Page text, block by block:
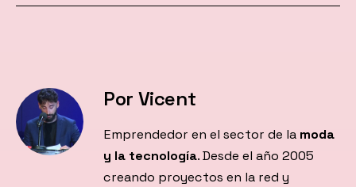
Por Vicent
Emprendedor en el sector de la moda
y la tecnología. Desde el año 2005
creando proyectos en la red y